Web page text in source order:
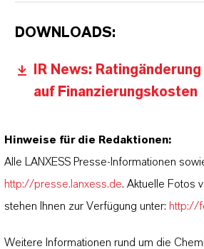
DOWNLOADS:
IR News:
auf Finanzierungskosten
Hinweise für die Redaktionen:
Alle LANXESS Presse-Informationen
http://presse.lanxess.de. Aktuelle Fotos
stehen Ihnen zur Verfügung unter: http://
Weitere Informationen rund um die